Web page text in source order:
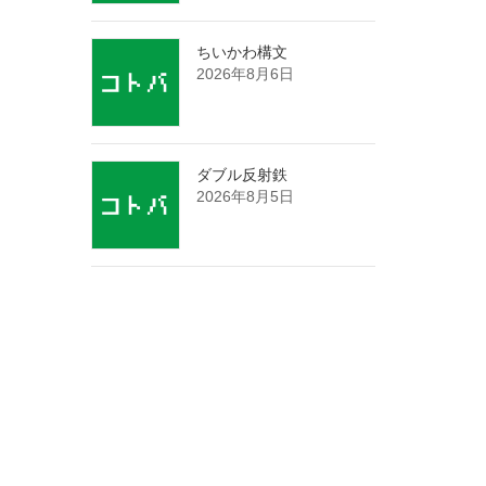
ちいかわ構文
2026年8月6日
ダブル反射鉄
2026年8月5日